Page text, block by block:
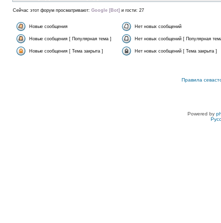
Сейчас этот форум просматривают: Google [Bot] и гости: 27
Новые сообщения Нет новых сообщений
Новые сообщения [ Популярная тема ] Нет новых сообщений [ Популярная
Новые сообщения [ Тема закрыта ] Нет новых сообщений [ Тема закрыта ]
Правила
Powered by